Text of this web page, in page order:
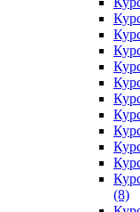
(8)